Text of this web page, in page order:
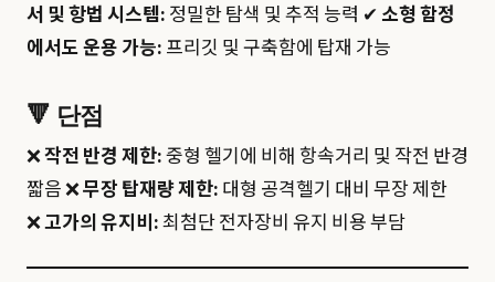
서 및 항법 시스템: 정밀한 탐색 및 추적 능력 ✔ 소형 함정
에서도 운용 가능: 프리깃 및 구축함에 탑재 가능
🔻 단점
❌작전 반경 제한:중형 헬기에 비해 항속거리 및 작전 반경
짧음 ❌무장 탑재량 제한: 대형 공격헬기 대비 무장 제한
❌고가의 유지비:최첨단 전자장비 유지 비용 부담